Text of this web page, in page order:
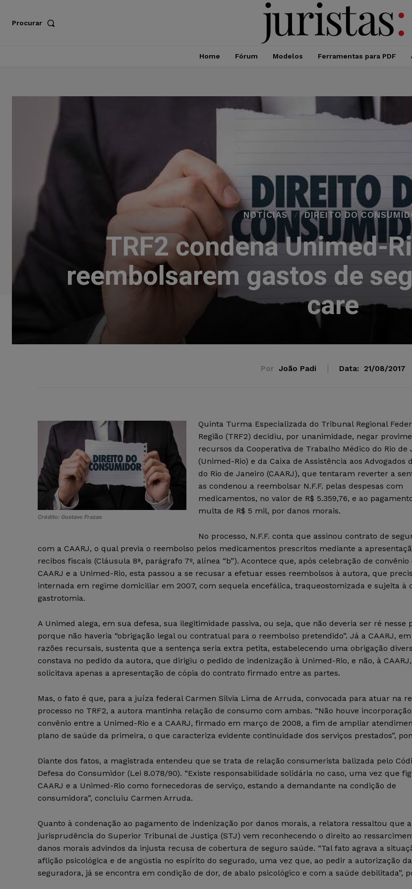
Procurar
Home Fórum Modelos Ferramentas para PDF
NOTÍCIAS DIREITO DO
TRF2 condena Unimed-
reembolsarem gastos de
care
Por João Padi Data: 21/08/2017
Crédito: Gustavo Frazao
Quinta Turma Especializada do Tribunal Regional
Região (TRF2) decidiu, por unanimidade, negar
recursos da Cooperativa de Trabalho Médico do Rio de
(Unimed-Rio) e da Caixa de Assistência aos Advogados
do Rio de Janeiro (CAARJ), que tentaram reverter a
as condenou a reembolsar N.F.F. pelas despesas com
medicamentos, no valor de R$ 5.359,76, e ao
multa de R$ 5 mil, por danos morais.
No processo, N.F.F. conta que assinou contrato de
com a CAARJ, o qual previa o reembolso pelos medicamentos prescritos mediante a
recibos fiscais (Cláusula 8ª, parágrafo 7º, alínea “b”). Acontece que, após celebração de convênio
CAARJ e a Unimed-Rio, esta passou a se recusar a efetuar esses reembolsos à autora, que
internada em regime domiciliar em 2007, com sequela encefálica, traqueostomizada e sujeita à
gastrotomia.
A Unimed alega, em sua defesa, sua ilegitimidade passiva, ou seja, que não deveria ser ré nesse
porque não haveria “obrigação legal ou contratual para o reembolso pretendido”. Já a CAARJ,
razões recursais, sustenta que a sentença seria extra petita, estabelecendo uma obrigação
constava no pedido da autora, que dirigiu o pedido de indenização à Unimed-Rio, e não, à
solicitava apenas a apresentação de cópia do contrato firmado entre as partes.
Mas, o fato é que, para a juíza federal Carmen Silvia Lima de Arruda, convocada para atuar na
processo no TRF2, a autora mantinha relação de consumo com ambas. “Não houve
convênio entre a Unimed-Rio e a CAARJ, firmado em março de 2008, a fim de ampliar
plano de saúde da primeira, o que caracteriza evidente continuidade dos serviços prestados”,
Diante dos fatos, a magistrada entendeu que se trata de relação consumerista balizada pelo
Defesa do Consumidor (Lei 8.078/90). “Existe responsabilidade solidária no caso, uma vez que
CAARJ e a Unimed-Rio como fornecedoras de serviço, estando a demandante na condição de
consumidora”, concluiu Carmen Arruda.
Quanto à condenação ao pagamento de indenização por danos morais, a relatora ressaltou que a
jurisprudência do Superior Tribunal de Justiça (STJ) vem reconhecendo o direito ao
danos morais advindos da injusta recusa de cobertura de seguro saúde. “Tal fato agrava a
aflição psicológica e de angústia no espírito do segurado, uma vez que, ao pedir a autorização da
seguradora, já se encontra em condição de dor, de abalo psicológico e com a saúde debilitada”,